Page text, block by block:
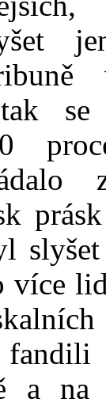
více
fandili
a na